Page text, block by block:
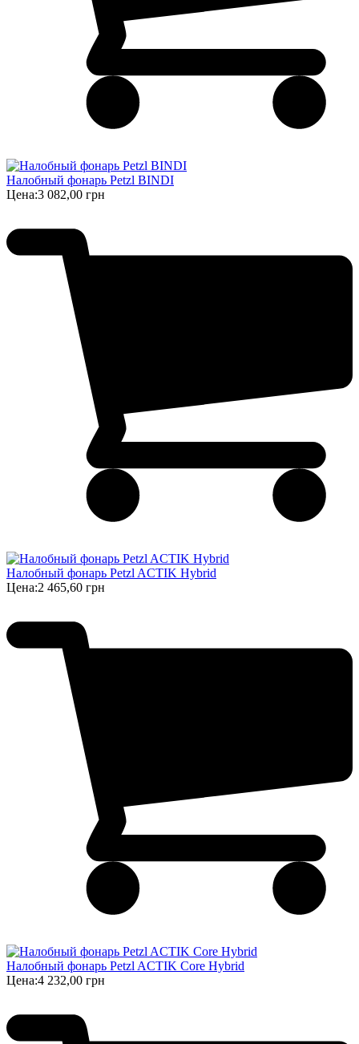
Налобный фонарь Petzl BINDI
Цена:3 082,00 грн
Налобный фонарь Petzl ACTIK Hybrid
Цена:2 465,60 грн
Налобный фонарь Petzl ACTIK Core Hybrid
Цена:4 232,00 грн